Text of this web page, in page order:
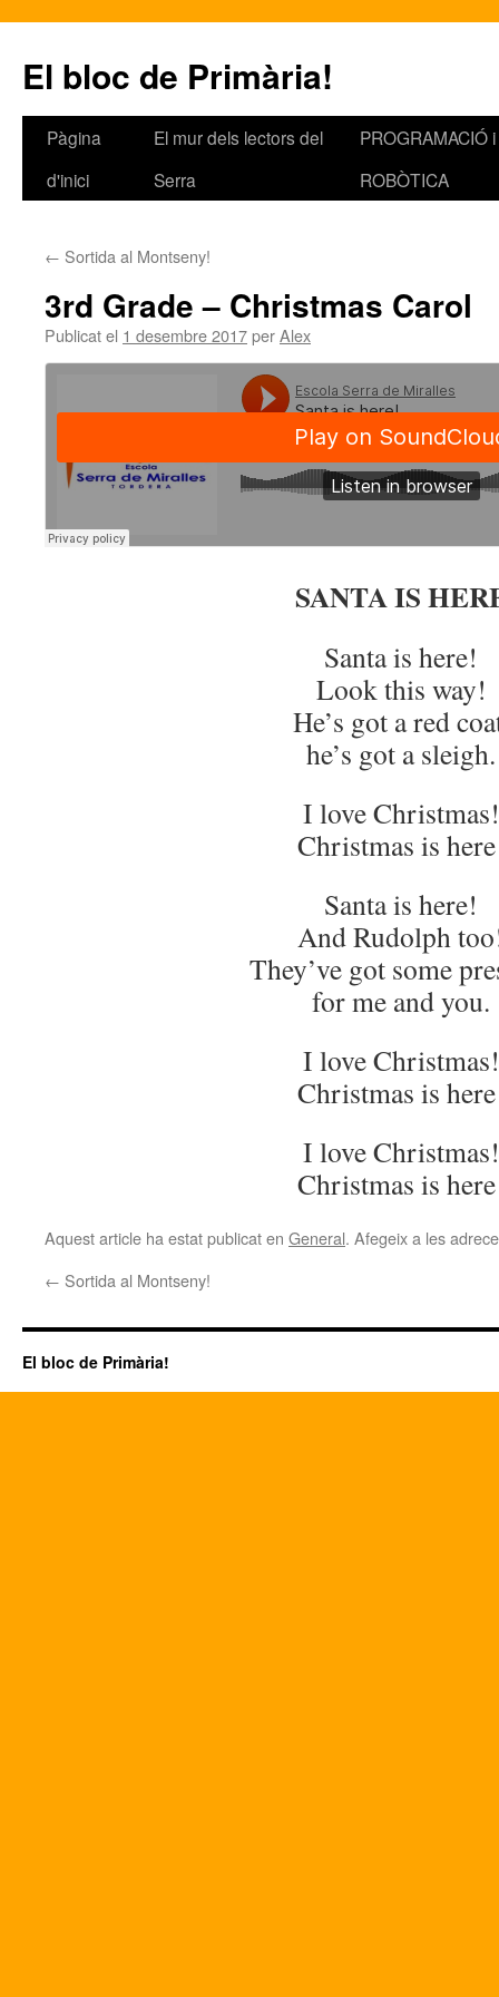
El bloc de Primària!
Vés
Pàgina
d'inici
El mur dels lectors del
Serra
PROGRAMACIÓ i
ROBÒTICA
← Sortida al Montseny!
3rd Grade – Christmas Carol
Publicat el 1 desembre 2017perAlex
SANTA IS
Santa is here!
Look this way!
He’s got a red
he’s got a sleigh.
I love Christmas!
Christmas is
Santa is here!
And Rudolph
They’ve got some
for me and you.
I love Christmas!
Christmas is
I love Christmas!
Christmas is
Aquest article ha estat publicat en General. Afegeix a les
← Sortida al Montseny!
El bloc de Primària!